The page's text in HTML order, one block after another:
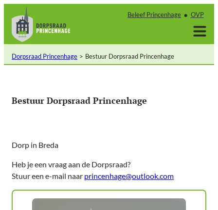
naar
inhoud
Beleef Princenhage OVP
Dorpsraad Princenhage Bestuur Dorpsraad Princenhage
Bestuur Dorpsraad Princenhage
Dorp in Breda
Heb je een vraag aan de Dorpsraad?
Stuur een e-mail naar princenhage@outlook.com